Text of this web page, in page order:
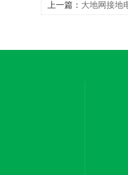
上一篇： 大地网接地